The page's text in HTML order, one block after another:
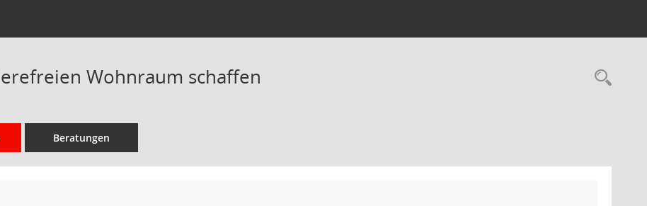
Wohnraum schaffen
Beratungen